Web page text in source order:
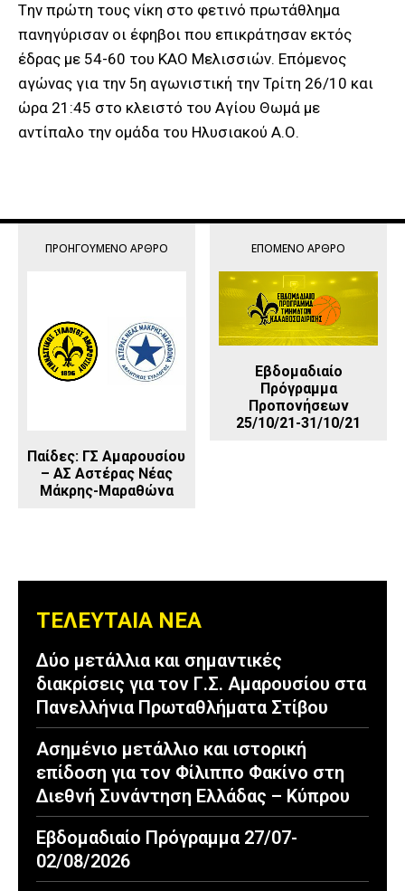
Tην πρώτη τους νίκη στο φετινό πρωτάθλημα
πανηγύρισαν οι έφηβοι που επικράτησαν εκτός
έδρας με 54-60 του ΚΑΟ Μελισσιών. Επόμενος
αγώνας για την 5η αγωνιστική την Τρίτη 26/10 και
ώρα 21:45 στο κλειστό του Αγίου Θωμά με
αντίπαλο την ομάδα του Ηλυσιακού Α.Ο.
ΠΡΟΗΓΟΎΜΕΝΟ ΆΡΘΡΟ
Παίδες: ΓΣ Αμαρουσίου
– ΑΣ Αστέρας Νέας
Μάκρης-Μαραθώνα
ΕΠΌΜΕΝΟ ΆΡΘΡΟ
Εβδομαδιαίο
Πρόγραμμα
Προπονήσεων
25/10/21-31/10/21
ΤΕΛΕΥΤΑΙΑ ΝΕΑ
Δύο μετάλλια και σημαντικές
διακρίσεις για τον Γ.Σ. Αμαρουσίου στα
Πανελλήνια Πρωταθλήματα Στίβου
Ασημένιο μετάλλιο και ιστορική
επίδοση για τον Φίλιππο Φακίνο στη
Διεθνή Συνάντηση Ελλάδας – Κύπρου
Εβδομαδιαίο Πρόγραμμα 27/07-
02/08/2026